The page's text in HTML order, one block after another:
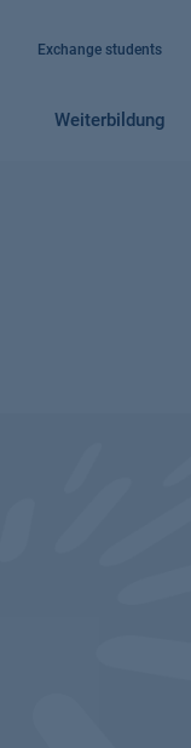
Exchange students
Weiterbildung